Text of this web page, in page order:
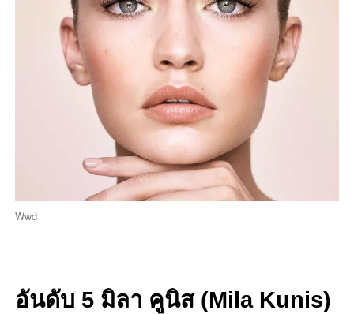
Wwd
อันดับ 5 มิลา คูนิส (Mila Kunis)